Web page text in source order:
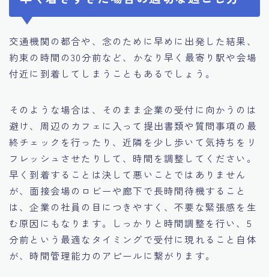
交通機関の都合や、念のために早めに出発した結果、
約束の時間の30分前など、かなり早く最寄り駅や会場
付近に到着してしまうこともあるでしょう。
そのような場合は、そのまま企業の受付に向かうのは
避け、周辺のカフェに入って提出書類や質問事項の最
終チェックを行ったり、近隣を少し歩いて気持ちをリ
フレッシュさせたりして、時間を調整してください。
早く到着することは決して悪いことではありません
が、面接会場のロビーや廊下で長時間待機すること
は、企業の社員の目につきやすく、不要な緊張感を生
む原因にもなります。しっかりと時間調整を行い、5
分前という最適なタイミングで受付に現れること自体
が、時間管理能力のアピールに繋がります。